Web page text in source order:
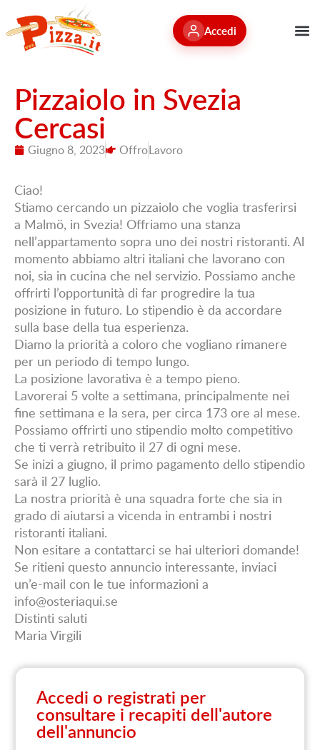
Accedi
Pizzaiolo in Svezia
Cercasi
Giugno 8, 2023 OffroLavoro
Ciao!
Stiamo cercando un pizzaiolo che voglia trasferirsi
a Malmö, in Svezia! Offriamo una stanza
nell’appartamento sopra uno dei nostri ristoranti. Al
momento abbiamo altri italiani che lavorano con
noi, sia in cucina che nel servizio. Possiamo anche
offrirti l’opportunità di far progredire la tua
posizione in futuro. Lo stipendio è da accordare
sulla base della tua esperienza.
Diamo la priorità a coloro che vogliano rimanere
per un periodo di tempo lungo.
La posizione lavorativa è a tempo pieno.
Lavorerai 5 volte a settimana, principalmente nei
fine settimana e la sera, per circa 173 ore al mese.
Possiamo offrirti uno stipendio molto competitivo
che ti verrà retribuito il 27 di ogni mese.
Se inizi a giugno, il primo pagamento dello stipendio
sarà il 27 luglio.
La nostra priorità è una squadra forte che sia in
grado di aiutarsi a vicenda in entrambi i nostri
ristoranti italiani.
Non esitare a contattarci se hai ulteriori domande!
Se ritieni questo annuncio interessante, inviaci
un’e-mail con le tue informazioni a
info@osteriaqui.se
Distinti saluti
Maria Virgili
Accedi o registrati per
consultare i recapiti dell'autore
dell'annuncio